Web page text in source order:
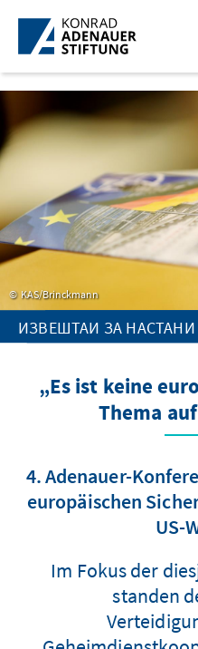
Skip to Main Content
KAS/Brinckmann
ИЗВЕШТАИ ЗА НАСТАНИ
„Es ist keine
Thema
4. Adenauer-
europäischen
US-
Im Fokus der
standen